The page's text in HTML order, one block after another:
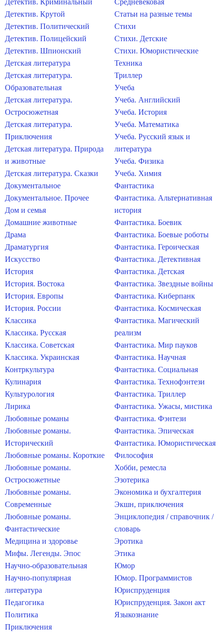
Детектив. Криминальный
Детектив. Крутой
Детектив. Политический
Детектив. Полицейский
Детектив. Шпионский
Детская литература
Детская литература.
Образовательная
Детская литература.
Остросюжетная
Детская литература.
Приключения
Детская литература. Природа
и животные
Детская литература. Сказки
Документальное
Документальное. Прочее
Дом и семья
Домашние животные
Драма
Драматургия
Искусство
История
История. Востока
История. Европы
История. России
Классика
Классика. Русская
Классика. Советская
Классика. Украинская
Контркультура
Кулинария
Культурология
Лирика
Любовные романы
Любовные романы.
Исторический
Любовные романы. Короткие
Любовные романы.
Остросюжетные
Любовные романы.
Современные
Любовные романы.
Фантастические
Медицина и здоровье
Мифы. Легенды. Эпос
Научно-образовательная
Научно-популярная
литература
Педагогика
Политика
Приключения
Средневековая
Статьи на разные темы
Стихи
Стихи. Детские
Стихи. Юмористические
Техника
Триллер
Учеба
Учеба. Английский
Учеба. История
Учеба. Математика
Учеба. Русский язык и
литература
Учеба. Физика
Учеба. Химия
Фантастика
Фантастика. Альтернативная
история
Фантастика. Боевик
Фантастика. Боевые роботы
Фантастика. Героическая
Фантастика. Детективная
Фантастика. Детская
Фантастика. Звездные войны
Фантастика. Киберпанк
Фантастика. Космическая
Фантастика. Магический
реализм
Фантастика. Мир пауков
Фантастика. Научная
Фантастика. Социальная
Фантастика. Технофэнтези
Фантастика. Триллер
Фантастика. Ужасы, мистика
Фантастика. Фэнтези
Фантастика. Эпическая
Фантастика. Юмористическая
Философия
Хобби, ремесла
Эзотерика
Экономика и бухгалтерия
Экшн, приключения
Энциклопедия / справочник /
словарь
Эротика
Этика
Юмор
Юмор. Программистов
Юриспруденция
Юриспруденция. Закон акт
Языкознание